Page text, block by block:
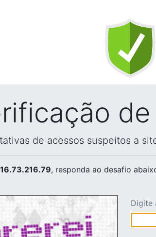
de acessos suspeitos a
, responda ao desafio
Digite